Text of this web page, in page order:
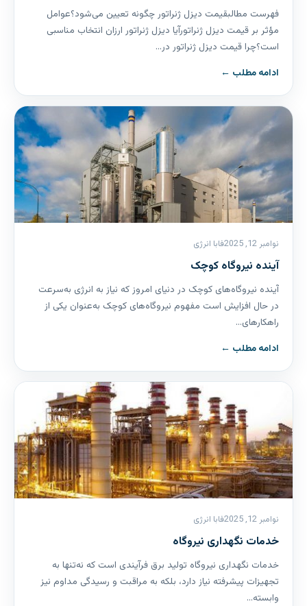
فهرست مطالبقیمت دیزل ژنراتور چگونه تعیین می‌شود؟عوامل
مؤثر بر قیمت دیزل ژنراتورآیا دیزل ژنراتور ارزان انتخاب مناسبی
است؟چرا قیمت دیزل ژنراتور در…
ادامه مطلب ←
نوامبر 12, 2025 فابا انرژی
آینده نیروگاه کوچک
آینده نیروگاه‌های کوچک در دنیای امروز که نیاز به انرژی به‌سرعت
در حال افزایش است مفهوم نیروگاه‌های کوچک به‌عنوان یکی از
راهکارهای…
ادامه مطلب ←
نوامبر 12, 2025 فابا انرژی
خدمات نگهداری نیروگاه
خدمات نگهداری نیروگاه تولید برق فرآیندی است که نه‌تنها به
تجهیزات پیشرفته نیاز دارد، بلکه به مراقبت و رسیدگی مداوم نیز
وابسته…